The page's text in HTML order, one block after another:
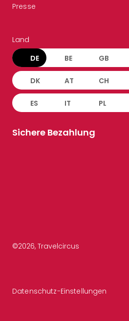
Presse
Land
DE BE GB
DK AT CH
ES IT PL
Sichere Bezahlung
©2026, Travelcircus
Datenschutz-Einstellungen